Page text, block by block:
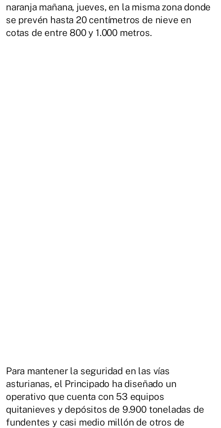
naranja mañana, jueves, en la misma zona donde
se prevén hasta 20 centímetros de nieve en
cotas de entre 800 y 1.000 metros.
Para mantener la seguridad en las vías
asturianas, el Principado ha diseñado un
operativo que cuenta con 53 equipos
quitanieves y depósitos de 9.900 toneladas de
fundentes y casi medio millón de otros de